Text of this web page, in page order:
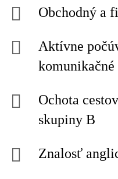
Obchodný a
Aktívne
komunikačné
Ochota
skupiny B
Znalosť